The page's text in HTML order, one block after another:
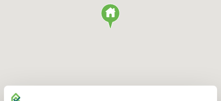
• Huurtermijn: 3 jaar met telkens een verlengingsmogelijkheid van
3 jaar. Afwijkende huurperioden zijn bespreekbaar.
• Zekerheidsstelling: bankgarantie of waarborgsom ter grootte